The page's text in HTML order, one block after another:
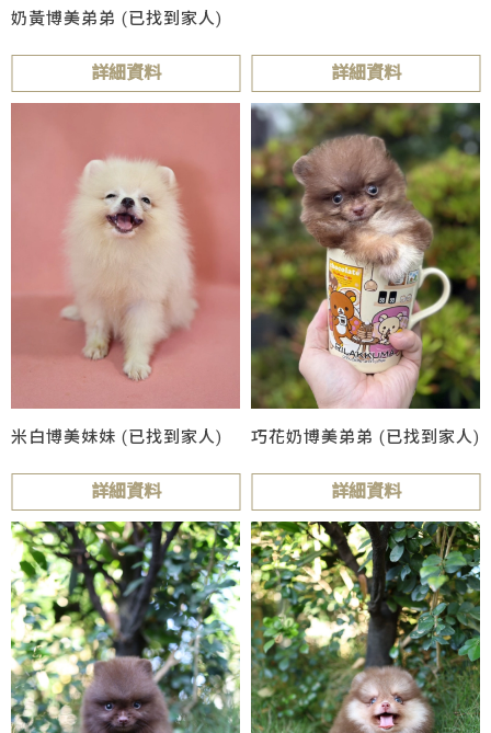
奶黃博美弟弟 (已找到家人)
詳細資料 詳細資料
米白博美妹妹 (已找到家人)
詳細資料
巧花奶博美弟弟 (已找到家人)
詳細資料